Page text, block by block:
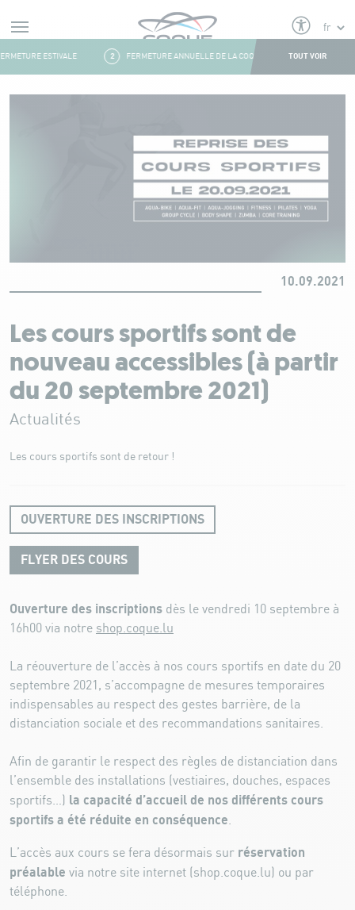
Aller au contenu
ESTIVALE 2 FERMETURE ANNUELLE DE LA COQUILLE 3
TOUT VOIR
10.09.2021
Les cours sportifs sont de
nouveau accessibles (à partir
du 20 septembre 2021)
Actualités
Les cours sportifs sont de retour !
OUVERTURE DES INSCRIPTIONS
FLYER DES COURS
Ouverture des inscriptions dès le vendredi 10 septembre à
16h00 via notre shop.coque.lu
La réouverture de l’accès à nos cours sportifs en date du 20
septembre 2021, s’accompagne de mesures temporaires
indispensables au respect des gestes barrière, de la
distanciation sociale et des recommandations sanitaires.
Afin de garantir le respect des règles de distanciation dans
l’ensemble des installations (vestiaires, douches, espaces
sportifs…) la capacité d’accueil de nos différents cours
sportifs a été réduite en conséquence.
L’accès aux cours se fera désormais sur réservation
préalable via notre site internet (shop.coque.lu) ou par
téléphone.